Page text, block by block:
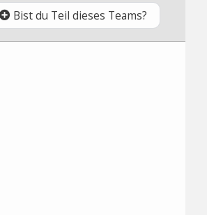
Bist du Teil dieses Teams?